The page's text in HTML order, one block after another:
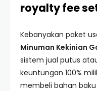
royalty fee
Kebanyakan paket
Minuman Kekinian
sistem jual putus
keuntungan 100%
membeli bahan